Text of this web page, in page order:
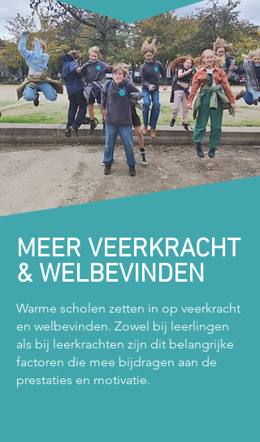
MEER VEERKRACHT
& WELBEVINDEN
Warme scholen zetten in op veerkracht
en welbevinden. Zowel bij leerlingen
als bij leerkrachten zijn dit belangrijke
factoren die mee bijdragen aan de
prestaties en motivatie.